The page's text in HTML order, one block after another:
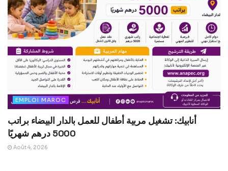
EMPLOI MAROC
أنابيك: تشغيل مربية أطفال للعمل بالدار البيضاء براتب
5000 درهم شهريًا
Août 4, 2026